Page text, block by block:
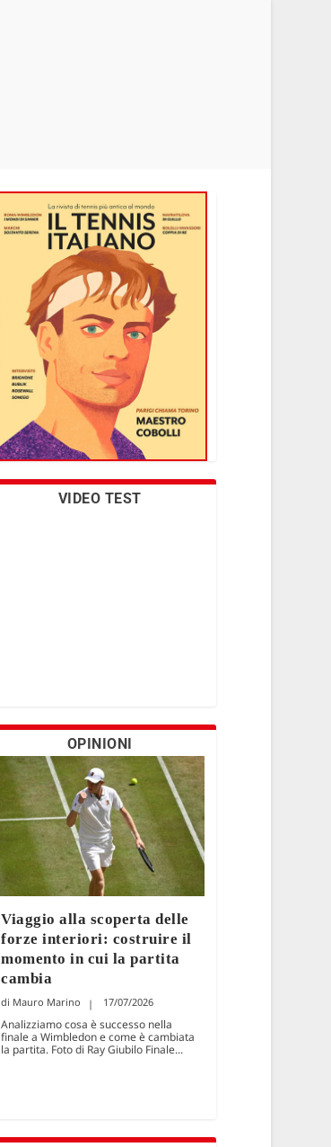
VIDEO TEST
OPINIONI
Viaggio alla scoperta delle
forze interiori: costruire il
momento in cui la partita
cambia
Mauro Marino 17/07/2026
Analizziamo cosa è successo nella
finale a Wimbledon e come è cambiata
la partita. Foto di Ray Giubilo Finale...